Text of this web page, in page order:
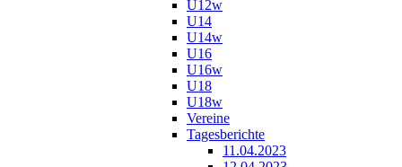
U12w
U14
U14w
U16
U16w
U18
U18w
Vereine
Tagesberichte
11.04.2023